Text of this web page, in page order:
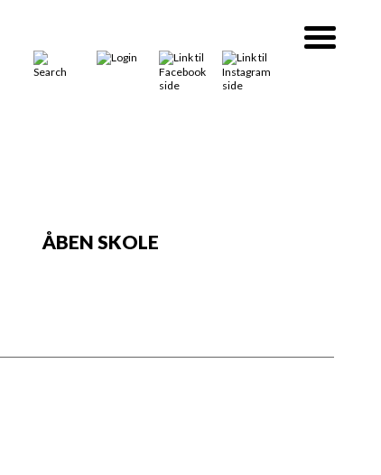
ÅBEN SKOLE